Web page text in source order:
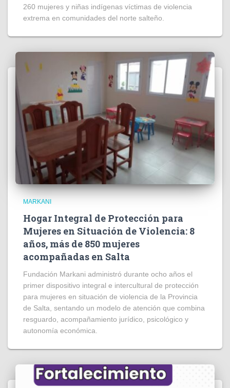
260 mujeres y niñas indígenas víctimas de violencia
extrema en comunidades del norte salteño.
MARKANI
Hogar Integral de Protección para
Mujeres en Situación de Violencia: 8
años, más de 850 mujeres
acompañadas en Salta
Fundación Markani administró durante ocho años el
primer dispositivo integral e intercultural de protección
para mujeres en situación de violencia de la Provincia
de Salta, sentando un modelo de atención que combina
resguardo, acompañamiento jurídico, psicológico y
autonomía económica.